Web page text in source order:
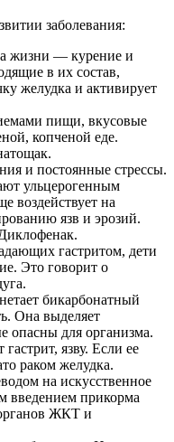
заболевания:
жизни — курение и
в их состав,
желудка и активирует
пищи, вкусовые
копченой еде.
и постоянные стрессы.
ульцерогенным
воздействует на
язв и эрозий.
гастритом, дети
Это говорит о
бикарбонатный
Она выделяет
опасны для организма.
язву. Если ее
раком желудка.
на искусственное
введением прикорма
ЖКТ и